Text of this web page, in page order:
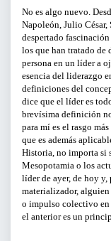
SERVICIO DE
PARA
PARA
PARA PYMES
TIPO DE
CICLOS Y
CONFERENCIAS
No es algo nuevo.
Napoleón, Julio César,
despertado
los que han tratado de
persona en un líder a
esencia del liderazgo
definiciones del
dice que el líder es
brevísima definición
para mí es el rasgo
que es además
Historia, no importa si
Mesopotamia o los
líder de ayer, de hoy y,
materializador, alguien
o impulso colectivo en
el anterior es un